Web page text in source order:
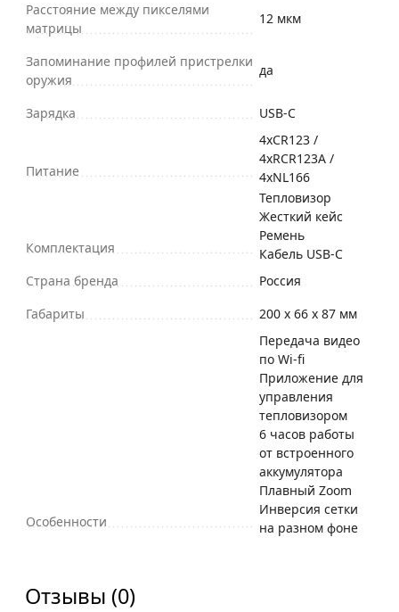
Расстояние между пикселями
матрицы
12 мкм
Запоминание профилей пристрелки
оружия
да
Зарядка USB-C
Питание
4хCR123 /
4хRCR123A /
4xNL166
Комплектация
Тепловизор
Жесткий кейс
Ремень
Кабель USB-C
Страна бренда
Россия
Габариты
200 x 66 x 87 мм
Особенности
Передача видео
по Wi-fi
Приложение для
управления
тепловизором
6 часов работы
от встроенного
аккумулятора
Плавный Zoom
Инверсия сетки
на разном фоне
Отзывы (0)